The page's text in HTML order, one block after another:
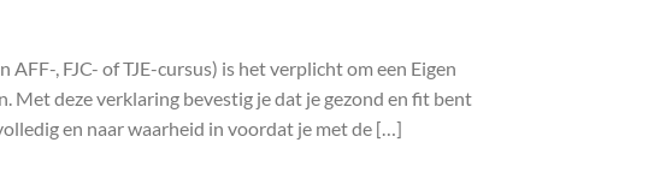
, FJC- of TJE-cursus) is het verplicht om een Eigen
deze verklaring bevestig je dat je gezond en fit bent
en naar waarheid in voordat je met de […]